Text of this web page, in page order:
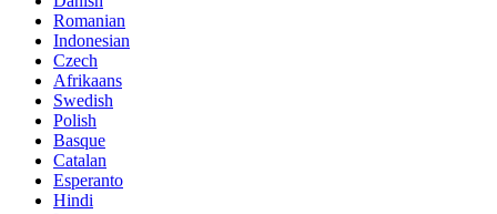
Romanian
Indonesian
Czech
Afrikaans
Swedish
Polish
Basque
Catalan
Esperanto
Hindi